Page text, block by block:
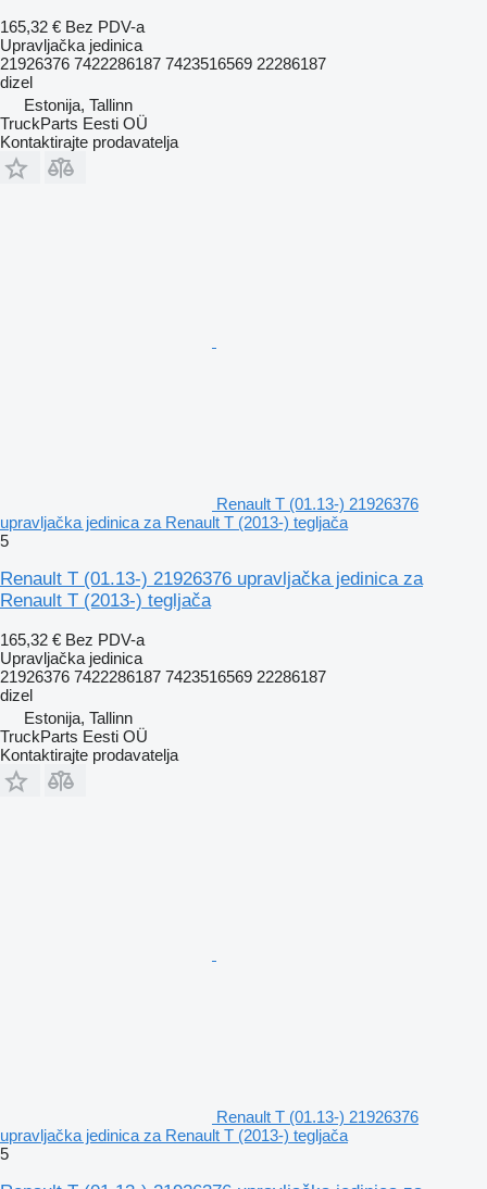
165,32 € Bez PDV-a
Upravljačka jedinica
21926376 7422286187 7423516569 22286187
dizel
Estonija, Tallinn
TruckParts Eesti OÜ
Kontaktirajte prodavatelja
Renault T (01.13-) 21926376
upravljačka jedinica za Renault T (2013-) tegljača
5
Renault T (01.13-) 21926376 upravljačka jedinica za
Renault T (2013-) tegljača
165,32 € Bez PDV-a
Upravljačka jedinica
21926376 7422286187 7423516569 22286187
dizel
Estonija, Tallinn
TruckParts Eesti OÜ
Kontaktirajte prodavatelja
Renault T (01.13-) 21926376
upravljačka jedinica za Renault T (2013-) tegljača
5